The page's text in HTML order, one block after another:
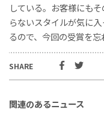
している。お客様にも
らないスタイルが気に
るので、今回の受賞を忘
SHARE
関連のあるニュース